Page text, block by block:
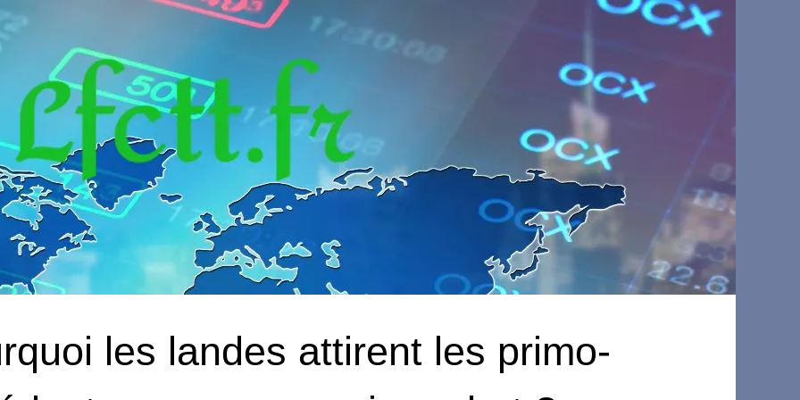
les landes attirent les primo-